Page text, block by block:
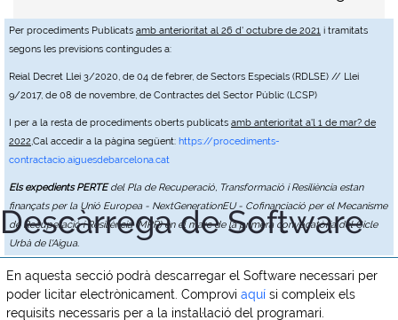
Per procediments Publicats amb anterioritat al 26 d' octubre de 2021 i tramitats
segons les previsions contingudes a:
Reial Decret Llei 3/2020, de 04 de febrer, de Sectors Especials (RDLSE) // Llei
9/2017, de 08 de novembre, de Contractes del Sector Públic (LCSP)
I per a la resta de procediments oberts publicats amb anterioritat a'l 1 de mar? de
2022,Cal accedir a la pàgina següent: https://procediments-
contractacio.aiguesdebarcelona.cat
Els expedients PERTEdel Pla de Recuperació, Transformació i Resiliència estan
finançats per la Unió Europea - NextGenerationEU - Cofinanciació per el Mecanisme
de Recuperació i Resiliència (MRR) en el marc de la primera convocatòria del Cicle
Urbà de l'Aigua.
Descàrrega de Software
En aquesta secció podrà descarregar el Software necessari per
poder licitar electrònicament. Comprovi aquí si compleix els
requisits necessaris per a la instal·lació del programari.